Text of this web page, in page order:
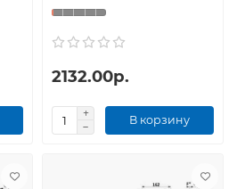
2132.00р.
В корзину